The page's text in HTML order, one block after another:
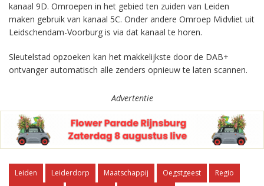
kanaal 9D. Omroepen in het gebied ten zuiden van Leiden
maken gebruik van kanaal 5C. Onder andere Omroep Midvliet uit
Leidschendam-Voorburg is via dat kanaal te horen.
Sleutelstad opzoeken kan het makkelijkste door de DAB+
ontvanger automatisch alle zenders opnieuw te laten scannen.
Advertentie
Leiden Leiderdorp Maatschappij Oegstgeest
Regio